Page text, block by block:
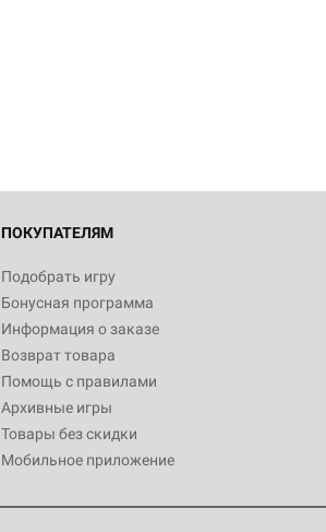
ПОКУПАТЕЛЯМ
Подобрать игру
Бонусная программа
Информация о заказе
Возврат товара
Помощь с правилами
Архивные игры
Товары без скидки
Мобильное приложение